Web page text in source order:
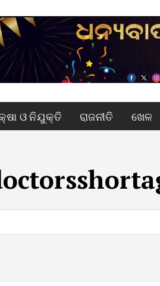
ଓ ନିଯୁକ୍ତି ରାଜନୀତି ଖେଳ